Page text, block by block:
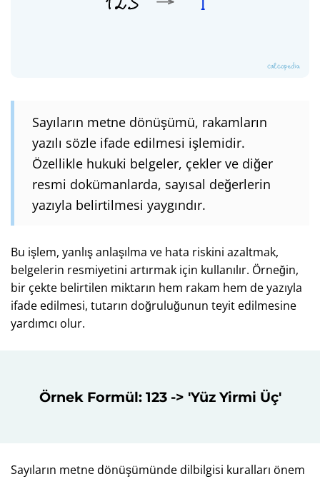
Sayıların metne dönüşümü, rakamların
yazılı sözle ifade edilmesi işlemidir.
Özellikle hukuki belgeler, çekler ve diğer
resmi dokümanlarda, sayısal değerlerin
yazıyla belirtilmesi yaygındır.
Bu işlem, yanlış anlaşılma ve hata riskini azaltmak,
belgelerin resmiyetini artırmak için kullanılır. Örneğin,
bir çekte belirtilen miktarın hem rakam hem de yazıyla
ifade edilmesi, tutarın doğruluğunun teyit edilmesine
yardımcı olur.
Örnek Formül: 123 -> 'Yüz Yirmi Üç'
Sayıların metne dönüşümünde dilbilgisi kuralları önem